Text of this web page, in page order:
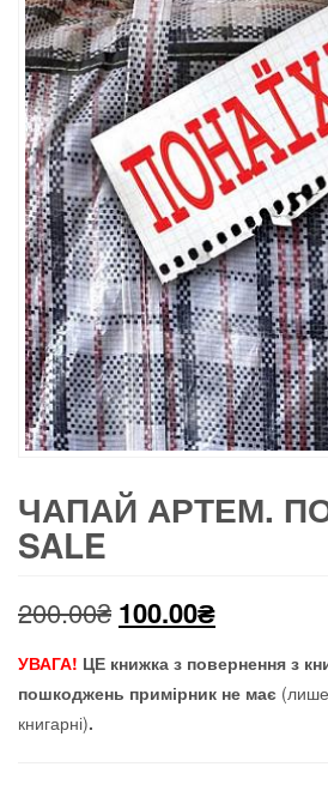
ЧАПАЙ АРТЕМ.
SALE
200.00₴ Оригінальна
ціна:
200.00₴.
100.00₴Поточна
ціна:
100.00₴.
УВАГА! ЦЕ книжка з повернення з
пошкоджень примірник не має (лише
книгарні).